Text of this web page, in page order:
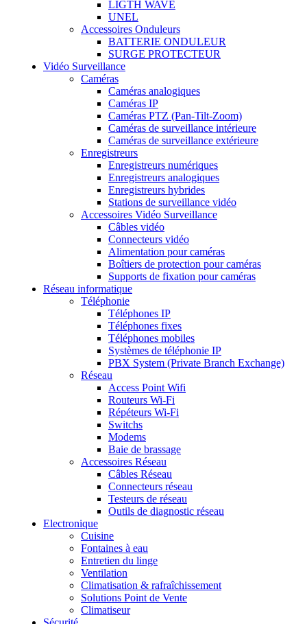
LIGTH WAVE
UNEL
Accessoires Onduleurs
BATTERIE ONDULEUR
SURGE PROTECTEUR
Vidéo Surveillance
Caméras
Caméras analogiques
Caméras IP
Caméras PTZ (Pan-Tilt-Zoom)
Caméras de surveillance intérieure
Caméras de surveillance extérieure
Enregistreurs
Enregistreurs numériques
Enregistreurs analogiques
Enregistreurs hybrides
Stations de surveillance vidéo
Accessoires Vidéo Surveillance
Câbles vidéo
Connecteurs vidéo
Alimentation pour caméras
Boîtiers de protection pour caméras
Supports de fixation pour caméras
Réseau informatique
Téléphonie
Téléphones IP
Téléphones fixes
Téléphones mobiles
Systèmes de téléphonie IP
PBX System (Private Branch Exchange)
Réseau
Access Point Wifi
Routeurs Wi-Fi
Répéteurs Wi-Fi
Switchs
Modems
Baie de brassage
Accessoires Réseau
Câbles Réseau
Connecteurs réseau
Testeurs de réseau
Outils de diagnostic réseau
Electronique
Cuisine
Fontaines à eau
Entretien du linge
Ventilation
Climatisation & rafraîchissement
Solutions Point de Vente
Climatiseur